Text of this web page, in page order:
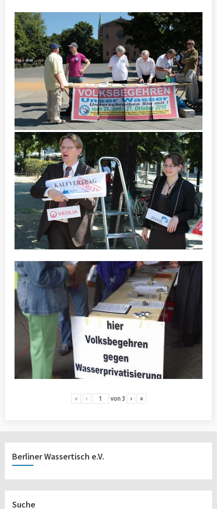
« ‹ von 3 › »
Berliner Wassertisch e.V.
Suche